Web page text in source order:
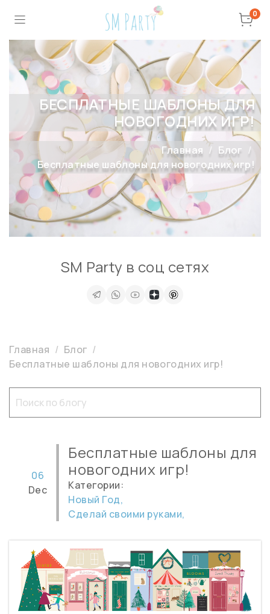
0
БЕСПЛАТНЫЕ ШАБЛОНЫ ДЛЯ
НОВОГОДНИХ ИГР!
Главная
Блог
Бесплатные шаблоны для новогодних игр!
Главная
Блог
Бесплатные шаблоны для новогодних игр!
Бесплатные шаблоны для
новогодних игр!
06
Dec
Категории:
Новый Год,
Сделай своими руками,
SM Party в соц сетях